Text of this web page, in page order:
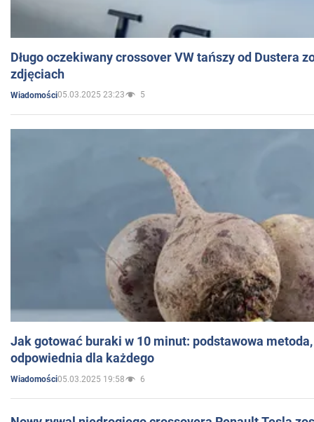
Długo oczekiwany crossover VW tańszy od Dustera
zdjęciach
Wiadomości05.03.2025 23:23 5
Jak gotować buraki w 10 minut: podstawowa
odpowiednia dla każdego
Wiadomości05.03.2025 19:58 6